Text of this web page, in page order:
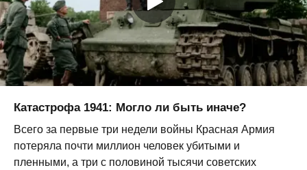
Катастрофа 1941: Могло ли быть иначе?
Всего за первые три недели войны Красная Армия
потеряла почти миллион человек убитыми и
пленными, а три с половиной тысячи советских